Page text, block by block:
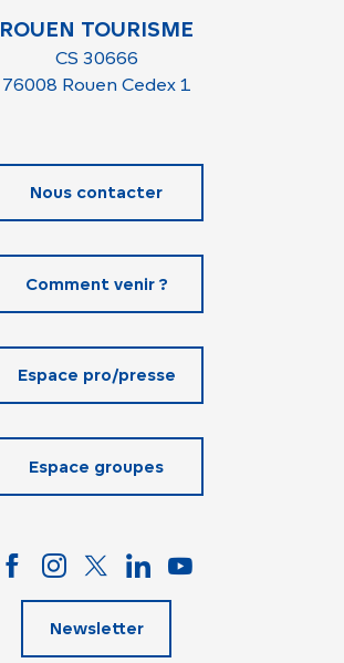
ROUEN TOURISME
CS 30666
76008 Rouen Cedex 1
Nous contacter
Comment venir ?
Espace pro/presse
Espace groupes
Newsletter